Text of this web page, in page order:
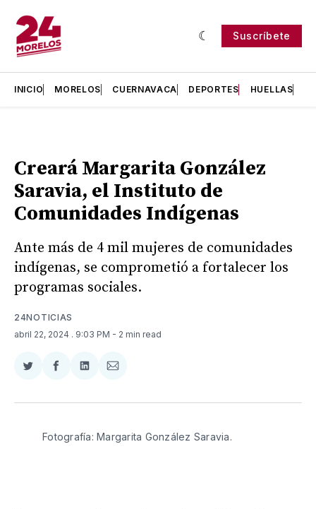
Suscríbete
INICIO MORELOS CUERNAVACA DEPORTES HUELLAS
Creará Margarita González
Saravia, el Instituto de
Comunidades Indígenas
Ante más de 4 mil mujeres de comunidades
indígenas, se comprometió a fortalecer los
programas sociales.
24NOTICIAS
abril 22, 2024 . 9:03 PM - 2 min read
Compartir
Twitter
Compartir
Facebook
Compartir
LinkedIn
Compartir
Email
Fotografía: Margarita González Saravia.